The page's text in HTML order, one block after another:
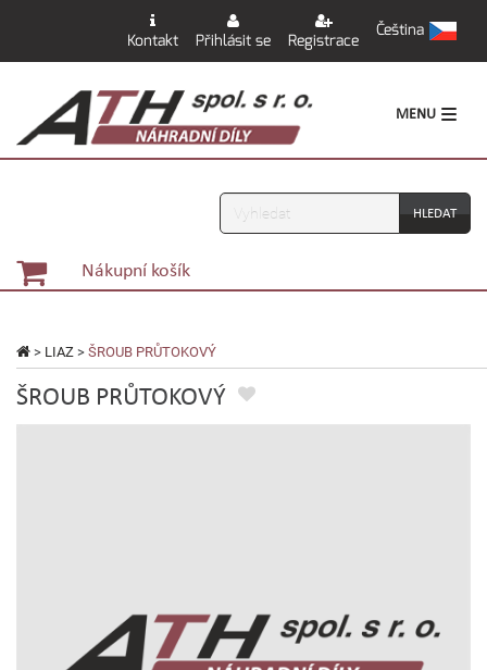
Kontakt Přihlásit se Registrace
Čeština
MENU
Vyhledávání
Nákupní košík
> LIAZ > ŠROUB PRŮTOKOVÝ
ŠROUB PRŮTOKOVÝ